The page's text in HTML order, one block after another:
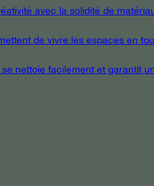
avec la solidité de
de vivre les espaces en
nettoie facilement et garantit